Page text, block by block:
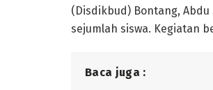
(Disdikbud) Bontang,
sejumlah siswa. Kegiatan
Baca juga :